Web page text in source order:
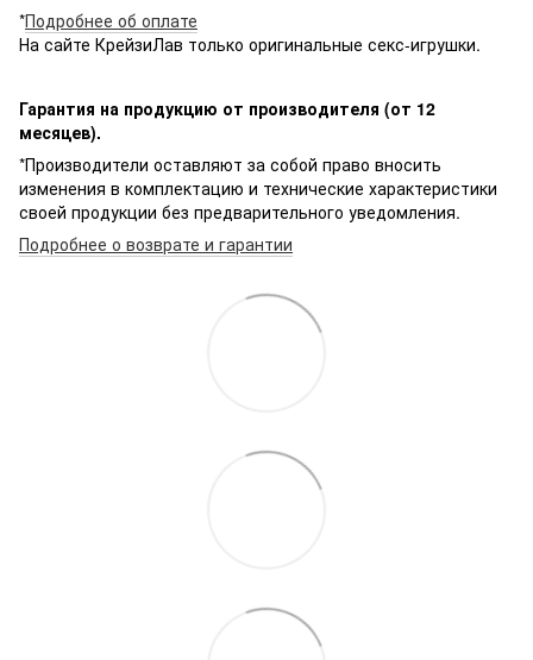
*Подробнее об оплате
На сайте КрейзиЛав только оригинальные секс-игрушки.
Гарантия на продукцию от производителя (от 12
месяцев).
*Производители оставляют за собой право вносить
изменения в комплектацию и технические характеристики
своей продукции без предварительного уведомления.
Подробнее о возврате и гарантии